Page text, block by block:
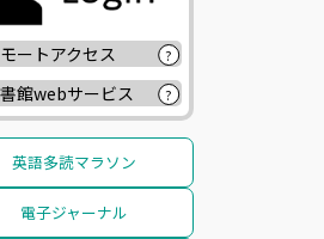
ートアクセス ?
館webサービス ?
英語多読マラソン
電子ジャーナル